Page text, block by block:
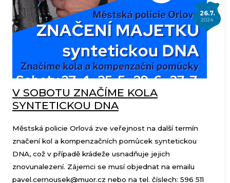
26.7.
2024
V SOBOTU ZNAČÍME KOLA
SYNTETICKOU DNA
Městská policie Orlová zve veřejnost na další termín
značení kol a kompenzačních pomůcek syntetickou
DNA, což v případě krádeže usnadňuje jejich
znovunalezení. Zájemci se musí objednat na emailu
pavel.cernousek@muor.cz nebo na tel. číslech: 596 511